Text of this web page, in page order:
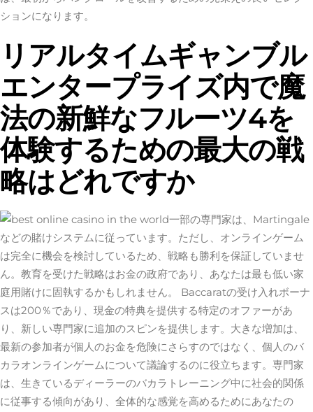
ションになります。
リアルタイムギャンブル
エンタープライズ内で魔
法の新鮮なフルーツ4を
体験するための最大の戦
略はどれですか
一部の専門家は、Martingale
などの賭けシステムに従っています。ただし、オンラインゲーム
は完全に機会を検討しているため、戦略も勝利を保証していませ
ん。教育を受けた戦略はお金の政府であり、あなたは最も低い家
庭用賭けに固執するかもしれません。 Baccaratの受け入れボーナ
スは200％であり、現金の特典を提供する特定のオファーがあ
り、新しい専門家に追加のスピンを提供します。大きな増加は、
最新の参加者が個人のお金を危険にさらすのではなく、個人のバ
カラオンラインゲームについて議論するのに役立ちます。専門家
は、生きているディーラーのバカラトレーニング中に社会的関係
に従事する傾向があり、全体的な感覚を高めるためにあなたの